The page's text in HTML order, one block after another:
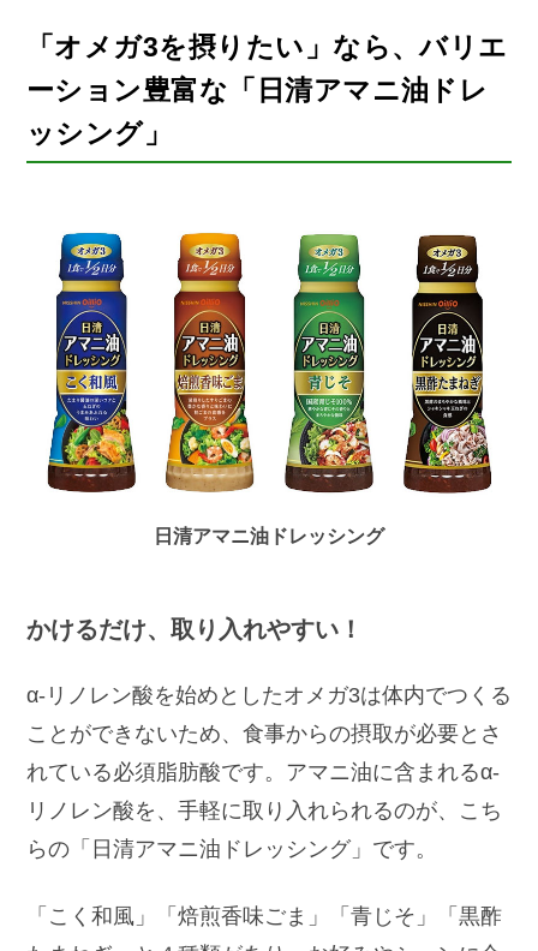
「オメガ3を摂りたい」なら、バリエ
ーション豊富な「日清アマニ油ドレ
ッシング」
日清アマニ油ドレッシング
かけるだけ、取り入れやすい！
α-リノレン酸を始めとしたオメガ3は体内でつくる
ことができないため、食事からの摂取が必要とさ
れている必須脂肪酸です。アマニ油に含まれるα‐
リノレン酸を、手軽に取り入れられるのが、こち
らの「日清アマニ油ドレッシング」です。
「こく和風」「焙煎香味ごま」「青じそ」「黒酢